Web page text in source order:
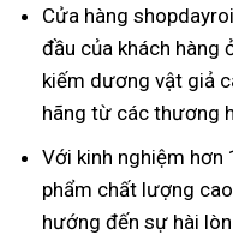
Cửa hàng
đầu của khách hàng
kiếm dương vật giả
hãng từ các thương
Với kinh nghiệm hơn
phẩm chất lượng
hướng đến sự hài